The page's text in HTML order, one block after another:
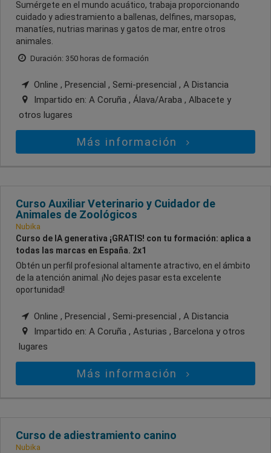
Sumérgete en el mundo acuático, trabaja proporcionando
cuidado y adiestramiento a ballenas, delfines, marsopas,
manatíes, nutrias marinas y gatos de mar, entre otros
animales.
Duración: 350 horas de formación
Online , Presencial , Semi-presencial , A Distancia
Impartido en: A Coruña , Álava/Araba , Albacete y
otros lugares
Más información
Curso Auxiliar Veterinario y Cuidador de
Animales de Zoológicos
Nubika
Curso de IA generativa ¡GRATIS! con tu formación: aplica a
todas las marcas en España. 2x1
Obtén un perfil profesional altamente atractivo, en el ámbito
de la atención animal. ¡No dejes pasar esta excelente
oportunidad!
Online , Presencial , Semi-presencial , A Distancia
Impartido en: A Coruña , Asturias , Barcelona y otros
lugares
Más información
Curso de adiestramiento canino
Nubika